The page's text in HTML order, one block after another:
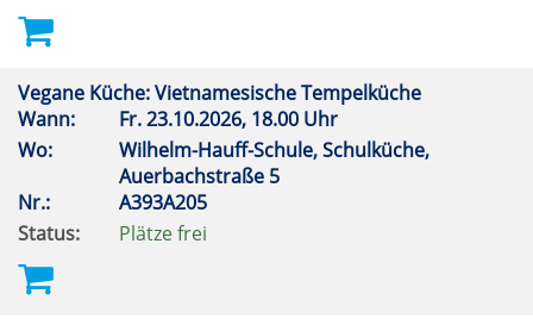
Vegane Küche: Vietnamesische Tempelküche
Wann:
Fr.23.10.2026, 18.00 Uhr
Wo:
Wilhelm-Hauff-Schule, Schulküche,
Auerbachstraße 5
Nr.:
A393A205
Status:
Plätze frei